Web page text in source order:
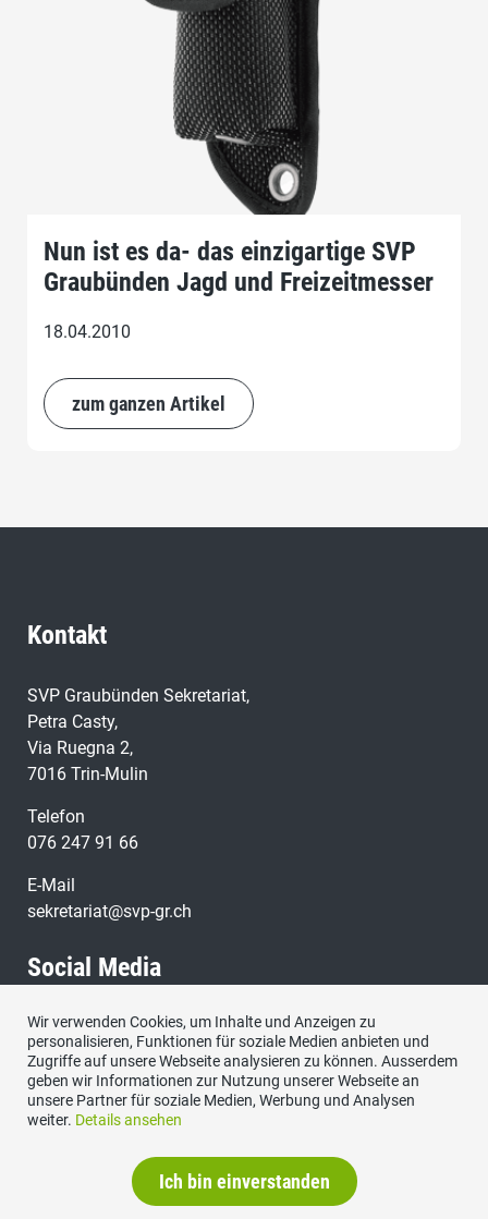
Nun ist es da- das einzigartige SVP
Graubünden Jagd und Freizeitmesser
18.04.2010
zum ganzen Artikel
Kontakt
SVP Graubünden Sekretariat,
Petra Casty,
Via Ruegna 2,
7016 Trin-Mulin
Telefon
076 247 91 66
E-Mail
sekretariat@svp-gr.ch
Social Media
Besuchen Sie uns bei:
Datenschutzerklärung|Kontakt
Wir verwenden Cookies, um Inhalte und Anzeigen zu
personalisieren, Funktionen für soziale Medien anbieten und
Zugriffe auf unsere Webseite analysieren zu können. Ausserdem
geben wir Informationen zur Nutzung unserer Webseite an
unsere Partner für soziale Medien, Werbung und Analysen
weiter. Details ansehen
Ich bin einverstanden